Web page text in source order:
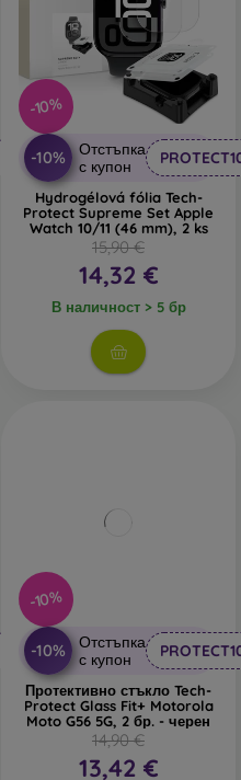
-10%
-10%
Отстъпка
с купон
Hydrogélová fólia Tech-
Protect Supreme Set Apple
Watch 10/11 (46 mm), 2 ks
15,90 €
14,32 €
В наличност > 5 бр
-10%
-10%
Отстъпка
с купон
Протективно стъкло Tech-
Protect Glass Fit+ Motorola
Moto G56 5G, 2 бр. - черен
14,90 €
13,42 €